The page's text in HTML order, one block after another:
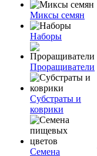
Миксы семян
Наборы
Проращиватели
Субстраты и
коврики
Семена